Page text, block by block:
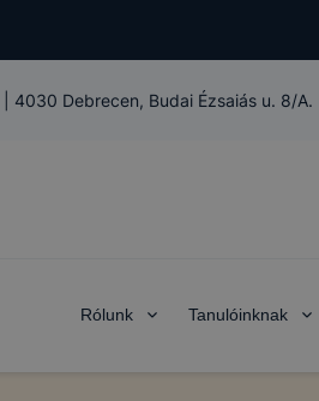
4030 Debrecen, Budai Ézsaiás u. 8/A.
Rólunk Tanulóinknak